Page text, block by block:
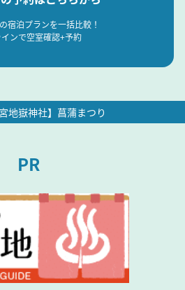
宿泊プランを一括比較！
ンで空室確認+予約
宮地嶽神社】菖蒲まつり
PR